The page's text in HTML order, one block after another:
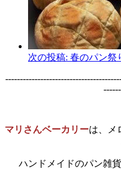
次の投稿: 春のパン祭
マリさんベーカリーは、メ
ハンドメイドのパン雑